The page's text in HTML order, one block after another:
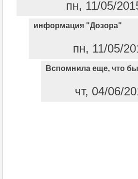
пн, 11/05/
информация "Дозора"
пн, 11/05/
Вспомнила еще, что
чт, 04/06/